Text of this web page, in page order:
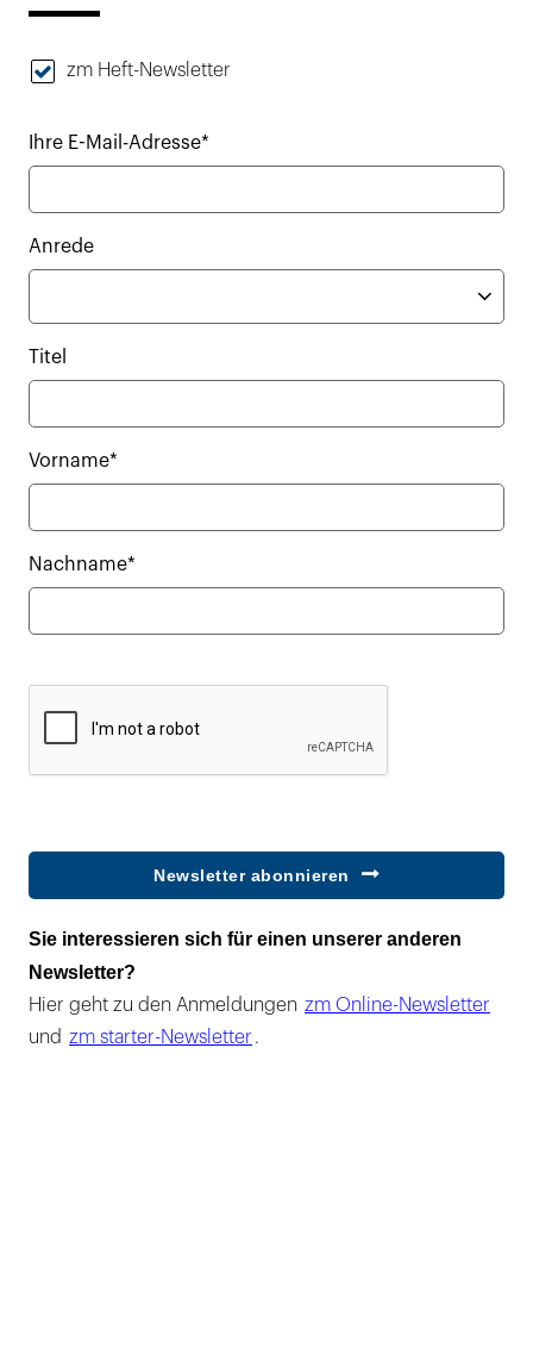
zm Heft-Newsletter
Ihre E-Mail-Adresse*
Anrede
Titel
Vorname*
Nachname*
Newsletter abonnieren
Sie interessieren sich für einen unserer anderen
Newsletter?
Hier geht zu den Anmeldungen zm Online-Newsletter
und zm starter-Newsletter .